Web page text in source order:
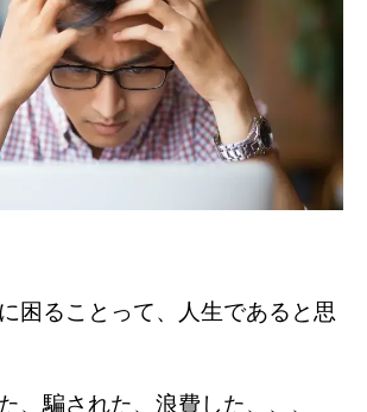
困ることって、人生であると思
、騙された、浪費した、、、